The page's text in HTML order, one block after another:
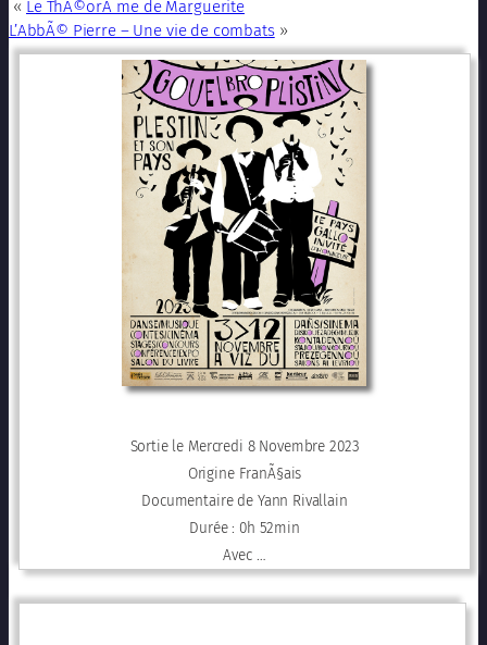
« Le ThÃ©orÃ¨me de Marguerite
L’AbbÃ© Pierre – Une vie de combats»
Sortie le Mercredi 8 Novembre 2023
Origine FranÃ§ais
Documentaire de Yann Rivallain
Durée : 0h 52min
Avec …